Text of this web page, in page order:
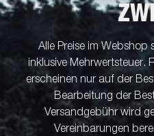
Alle Preise im Webshop
inklusive Mehrwertsteuer.
erscheinen nur auf der
Bearbeitung der
Versandgebühr wird
Vereinbarungen